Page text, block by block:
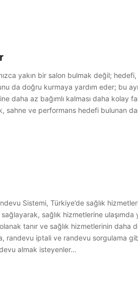
yakın bir salon bulmak değil;
doğru kurmaya yardım eder; bu
daha az bağımlı kalması daha
ve performans hedefi bulunan
Sistemi, Türkiye’de sağlık
sağlık hizmetlerine ulaşımda
tanır ve sağlık hizmetlerinin daha
randevu iptali ve randevu sorgulama
almak isteyenler…